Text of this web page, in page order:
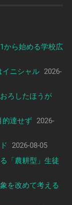
ら始める学校広
イニシャル 2026-
ろしたほうが
的達せず 2026-
2026-08-05
「農耕型」生徒
を改めて考える